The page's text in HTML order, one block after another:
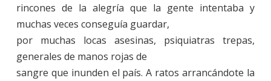
rincones de la alegría que la gente intentaba y
muchas veces conseguía guardar,
por muchas locas asesinas, psiquiatras trepas,
generales de manos rojas de
sangre que inunden el país. A ratos arrancándote la